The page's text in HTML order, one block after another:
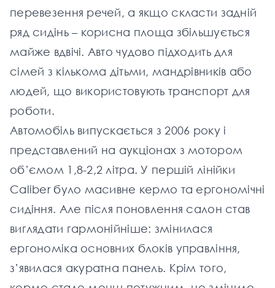
перевезення речей, а якщо скласти задній
ряд сидінь – корисна площа збільшується
майже вдвічі. Авто чудово підходить для
сімей з кількома дітьми, мандрівників або
людей, що використовують транспорт для
роботи.
Автомобіль випускається з 2006 року і
представлений на аукціонах з мотором
об’ємом 1,8-2,2 літра. У першій лінійки
Caliber було масивне кермо та ергономічні
сидіння. Але після поновлення салон став
виглядати гармонійніше: змінилася
ергономіка основних блоків управління,
з’явилася акуратна панель. Крім того,